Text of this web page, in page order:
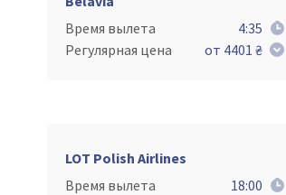
Время вылета
4:35
Регулярная цена
от 4401 ₴
LOT Polish Airlines
Время вылета
18:00